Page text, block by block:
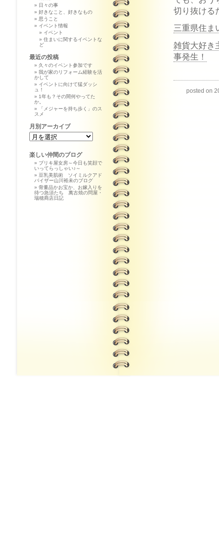
切り抜ける
三重県住ま
雑貨大好き
事発生！
posted on
日々の事
好きなこと、好きなもの
思うこと
イベント情報
イベント
住まいに関するイベントな
ど
最近の投稿
久々のイベント参加です
我が家のリフォーム経験を活
かして
イベントに向けて猛ダッシ
ュ！
1年も？その間何やってた
か。
「メジャーを持ち歩く」のス
スメ
月別アーカイブ
楽しい仲間のブログ
ブリキ屋女房～今日も笑顔で
いってらっしゃい♪～
豆乳美肌術 ソイミルクアド
バイザー山川裕未のブログ
骨董品かお宝か、お嫁入りを
待つ急須たち 萬古焼の問屋・
瑞穂商店日記